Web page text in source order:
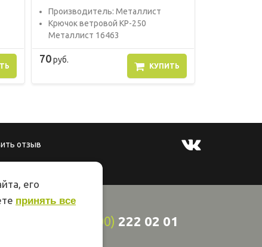
Прoизвoдитель: Металлист
Крючок ветровой КР-250
Металлист 16463
70руб.
КУПИТЬ
отзыв
(800) 222 02 01
его
принять все